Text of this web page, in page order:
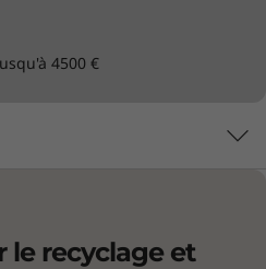
4500 €
le recyclage et